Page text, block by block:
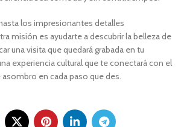
los impresionantes detalles
misión es ayudarte a descubrir la belleza de
una visita que quedará grabada en tu
experiencia cultural que te conectará con el
en cada paso que des.